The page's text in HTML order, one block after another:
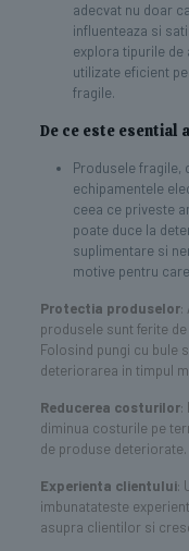
adecvat nu doar
influenteaza si
explora tipurile
utilizate eficient
fragile.
De ce este esential
Produsele fragile,
echipamentele
ceea ce priveste
poate duce la
suplimentare si
motive pentru
Protectia produselor:
produsele sunt ferite
Folosind pungi cu bule
deteriorarea in timpul
Reducerea costurilor:
diminua costurile pe
de produse deteriorate.
Experienta clientului:
imbunatateste
asupra clientilor si